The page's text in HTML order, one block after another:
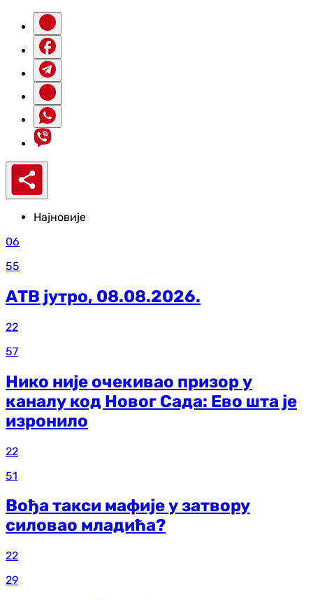
Најновије
06
55
АТВ јутро, 08.08.2026.
22
57
Нико није очекивао призор у
каналу код Новог Сада: Ево шта је
изронило
22
51
Вођа такси мафије у затвору
силовао младића?
22
29